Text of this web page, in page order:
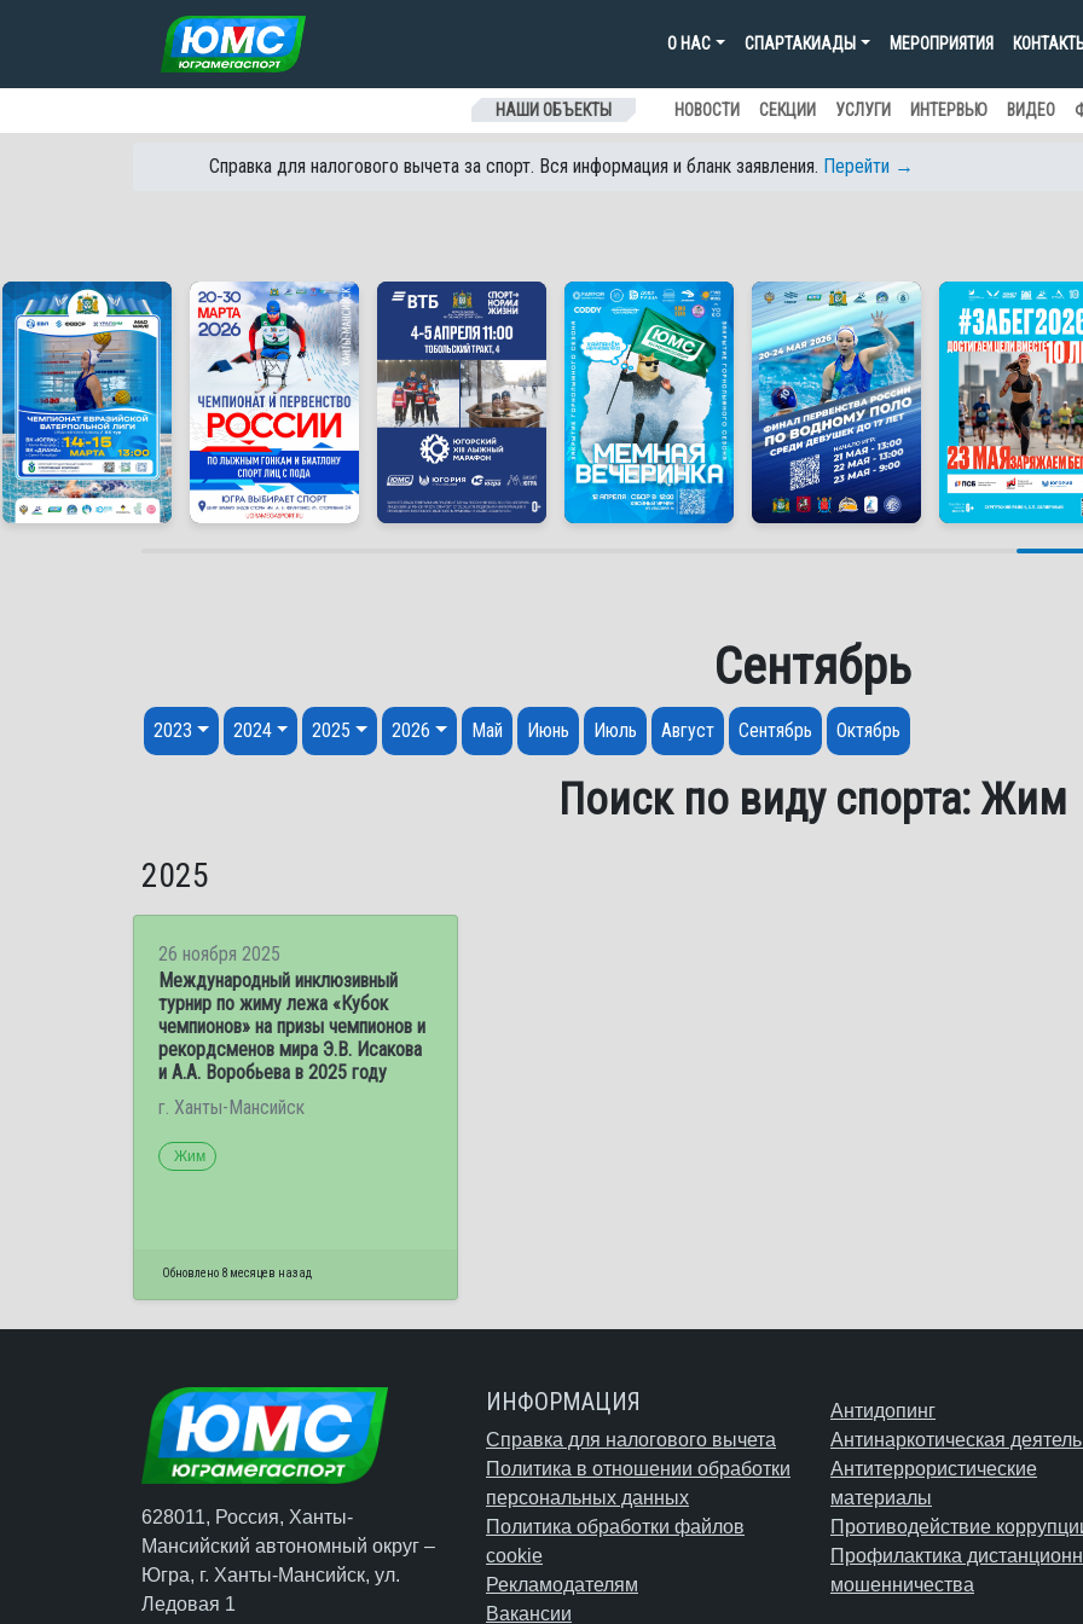
Перейти к содержанию
О НАС СПАРТАКИАДЫ МЕРОПРИЯТИЯ
НАШИ ОБЪЕКТЫ НОВОСТИ СЕКЦИИ УСЛУГИ ИНТЕРВЬЮ ВИДЕО
Справка для налогового вычета за спорт. Вся информация и бланк заявления. Перейти →
Сентябрь
Перейти к содержанию
2023 2024 2025 2026 Май Июнь Июль Август Сентябрь Октябрь
Поиск по виду спорта: Жим
2025
26 ноября 2025
Международный инклюзивный
турнир по жиму лежа «Кубок
чемпионов» на призы чемпионов и
рекордсменов мира Э.В. Исакова
и А.А. Воробьева в 2025 году
г. Ханты-Мансийск
Жим
Обновлено 8 месяцев назад
628011, Россия, Ханты-
Мансийский автономный округ –
Югра, г. Ханты-Мансийск, ул.
Ледовая 1
ИНФОРМАЦИЯ
Справка для налогового вычета
Политика в отношении обработки
персональных данных
Политика обработки файлов
cookie
Рекламодателям
Вакансии
Антидопинг
Антинаркотическая
Антитеррористические
материалы
Противодействие
Профилактика
мошенничества